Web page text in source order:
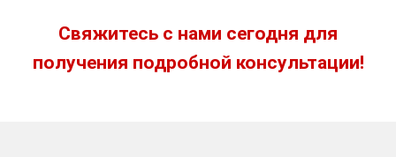
Свяжитесь с нами сегодня для
получения подробной консультации!